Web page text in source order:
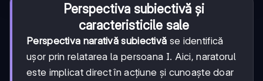
Perspectiva subiectivă și
caracteristicile sale
Perspectiva narativă subiectivă se identifică
ușor prin relatarea la persoana I. Aici, naratorul
este implicat direct în acțiune și cunoaște doar